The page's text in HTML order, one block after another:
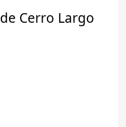
Cerro Largo